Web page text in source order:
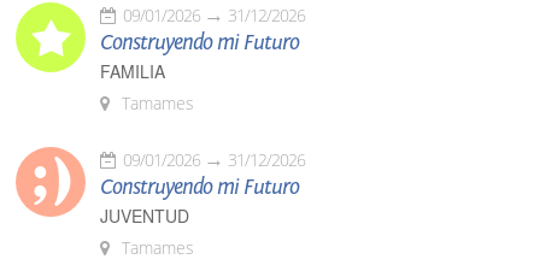
09/01/2026 31/12/2026
Construyendo mi Futuro
FAMILIA
Tamames
09/01/2026 31/12/2026
Construyendo mi Futuro
JUVENTUD
Tamames